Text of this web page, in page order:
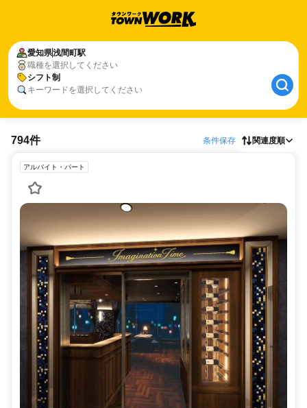
愛知県浅間町駅
職種を選択してください
シフト制
キーワードを選択してください
794件 条件保存 関連度順
アルバイト・パート